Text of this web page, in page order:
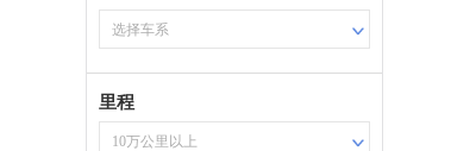
选择车系
里程
10万公里以上